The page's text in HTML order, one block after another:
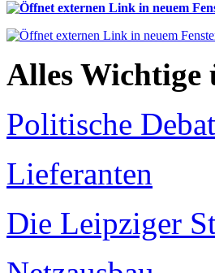
Alles Wichtige
Politische
Lieferanten
Die Leipziger